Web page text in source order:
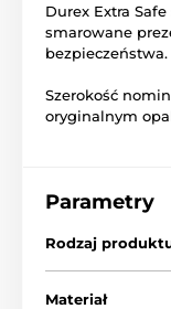
Durex Extra Safe
smarowane
bezpieczeństwa.
Szerokość
oryginalnym
Parametry
Rodzaj
Materiał